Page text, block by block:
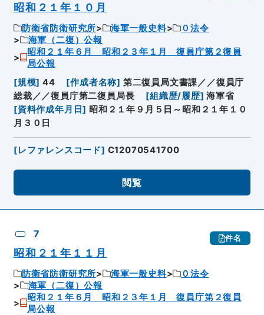
昭和２１年１０月
防衛省防衛研究所 海軍一般史料
０法令
海軍（二復）公報
昭和２１年６月 昭和２３年１月 復員庁第２復員
局公報
[規模] 44 [作成者名称] 第二復員局文書課／／復員庁
総裁／／復員庁第二復員局長
[組織歴/履歴] 海軍省
[資料作成年月日] 昭和２１年９月５日～昭和２１年１０
月３０日
[レファレンスコード] C12070541700
閲覧
7 件名
昭和２１年１１月
防衛省防衛研究所 海軍一般史料
０法令
海軍（二復）公報
昭和２１年６月 昭和２３年１月 復員庁第２復員
局公報